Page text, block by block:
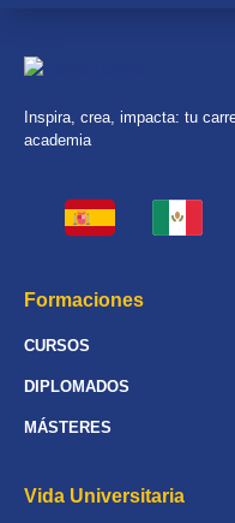
Inspira, crea, impacta: tu
academia
Formaciones
CURSOS
DIPLOMADOS
MÁSTERES
Vida Universitaria